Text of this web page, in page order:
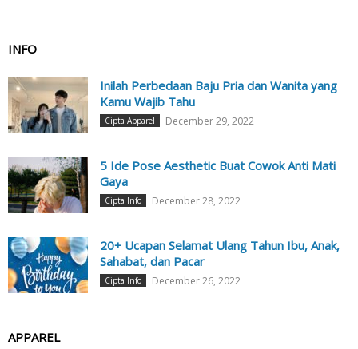
INFO
Inilah Perbedaan Baju Pria dan Wanita yang
Kamu Wajib Tahu
Cipta Apparel December 29, 2022
5 Ide Pose Aesthetic Buat Cowok Anti Mati
Gaya
Cipta Info December 28, 2022
20+ Ucapan Selamat Ulang Tahun Ibu, Anak,
Sahabat, dan Pacar
Cipta Info December 26, 2022
APPAREL